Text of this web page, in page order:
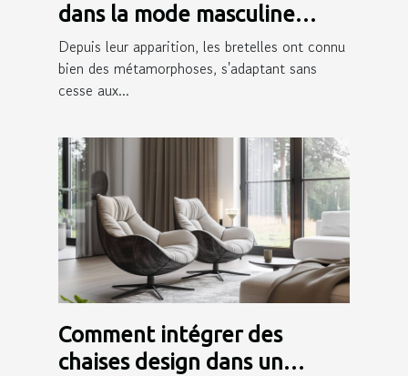
dans la mode masculine
moderne
Depuis leur apparition, les bretelles ont connu
bien des métamorphoses, s'adaptant sans
cesse aux...
Comment intégrer des
chaises design dans un